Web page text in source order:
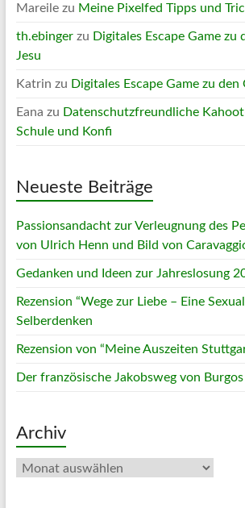
Mareilezu Meine Pixelfed Tipps und
th.ebingerzu Digitales Escape Game zu
Jesu
Katrin zu Digitales Escape Game zu den
Eana zu Datenschutzfreundliche
Schule und Konfi
Neueste Beiträge
Passionsandacht zur Verleugnung des
von Ulrich Henn und Bild von
Gedanken und Ideen zur Jahreslosung
Rezension “Wege zur Liebe – Eine
Selberdenken
Rezension von “Meine Auszeiten
Der französische Jakobsweg von
Archiv
Archiv